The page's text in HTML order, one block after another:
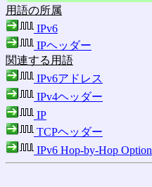
用語の所属
IPv6
IPヘッダー
関連する用語
IPv6アドレス
IPv4ヘッダー
IP
TCPヘッダー
IPv6 Hop-by-Hop Option